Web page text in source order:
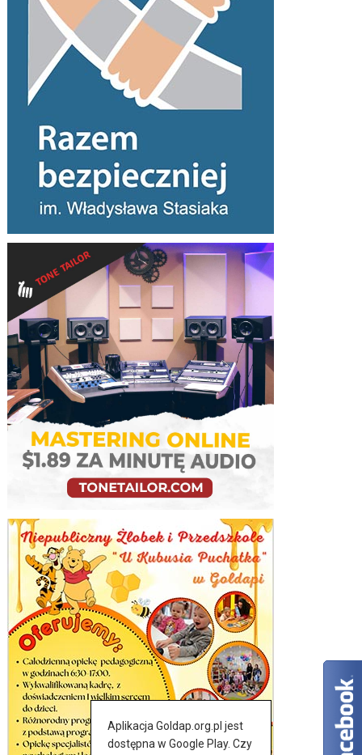
Aplikacja Goldap.org.pl jest
dostępna w Google Play. Czy